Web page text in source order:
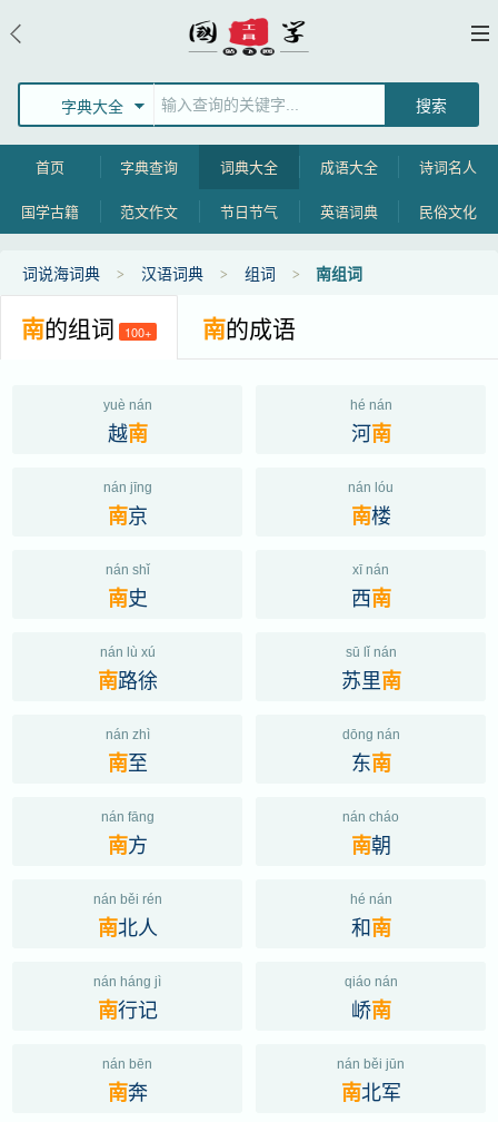
字典大全
首页 字典查询 词典大全 成语大全 诗词名人
国学古籍 范文作文 节日节气 英语词典 民俗文化
词说海词典 汉语词典 组词 南组词
南的组词 100+ 南的成语
yuè nán
越南
hé nán
河南
nán jīng
南京
nán lóu
南楼
nán shǐ
南史
xī nán
西南
nán lù xú
南路徐
sū lǐ nán
苏里南
nán zhì
南至
dōng nán
东南
nán fāng
南方
nán cháo
南朝
nán běi rén
南北人
hé nán
和南
nán háng jì
南行记
qiáo nán
峤南
nán bēn
南奔
nán běi jūn
南北军